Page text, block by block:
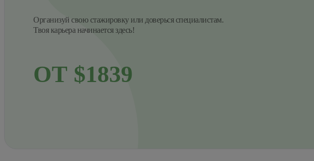
Организуй свою стажировку или доверься специалистам.
Твоя карьера начинается здесь!
ОТ $1839